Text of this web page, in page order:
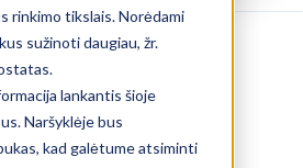
rinkimo tikslais. Norėdami
sužinoti daugiau, žr.
lankantis šioje
Naršyklėje bus
kad galėtume atsiminti